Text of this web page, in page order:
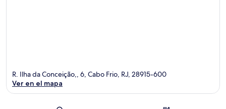
R. Ilha da Conceição,, 6, Cabo Frio, RJ, 28915-600
Ver en el mapa